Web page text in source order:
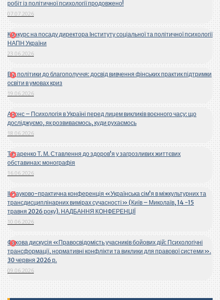
робіт із політичної психології продовжено!
07.07.2026
Конкурс на посаду директора Інституту соціальної та політичної психології
НАПН України
23.06.2026
Від політики до благополуччя: досвід вивчення фінських практик підтримки
освіти в умовах криз
19.06.2026
Анонс – Психологія в Україні перед лицем викликів воєнного часу: що
досліджуємо, як розвиваємось, куди рухаємось
18.06.2026
Титаренко Т. М. Ставлення до здоров’я у загрозливих життєвих
обставинах: монографія
16.06.2026
ІІ Науково-практична конференція «Українська сім’я в міжкультурних та
трансдисциплінарних вимірах сучасності» (Київ – Миколаїв, 14 -15
травня 2026 року). НАДБАННЯ КОНФЕРЕНЦІЇ
10.06.2026
Фахова дискусія «Правосвідомість учасників бойових дій: Психологічні
трансформації, нормативні конфлікти та виклики для правової системи».
30 червня 2026 р.
09.06.2026